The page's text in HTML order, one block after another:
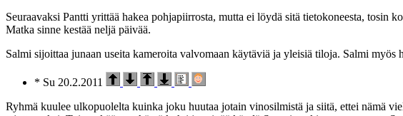
Seuraavaksi Pantti yrittää hakea pohjapiirrosta, mutta ei löydä sitä tietokoneesta, tosin
Matka sinne kestää neljä päivää.
Salmi sijoittaa junaan useita kameroita valvomaan käytäviä ja yleisiä tiloja. Salmi myös
* Su 20.2.2011
Ryhmä kuulee ulkopuolelta kuinka joku huutaa jotain vinosilmistä ja siitä, ettei nämä